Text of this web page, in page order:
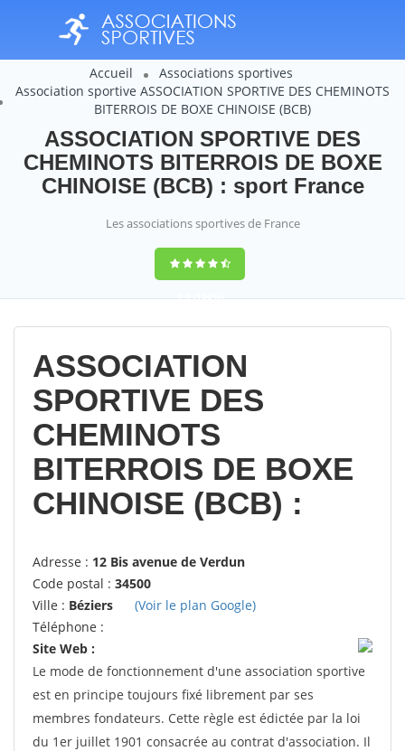
Accueil
Associations sportives
Association sportive ASSOCIATION SPORTIVE DES CHEMINOTS
BITERROIS DE BOXE CHINOISE (BCB)
ASSOCIATION SPORTIVE DES
CHEMINOTS BITERROIS DE BOXE
CHINOISE (BCB) : sport France
Les associations sportives de France
9,4(100%)
14358votes
ASSOCIATION
SPORTIVE DES
CHEMINOTS
BITERROIS DE BOXE
CHINOISE (BCB) :
Adresse : 12 Bis avenue de Verdun
Code postal : 34500
Ville : Béziers
(Voir le plan Google)
Téléphone :
Site Web :
Le mode de fonctionnement d'une association sportive
est en principe toujours fixé librement par ses
membres fondateurs. Cette règle est édictée par la loi
du 1er juillet 1901 consacrée au contrat d'association. Il